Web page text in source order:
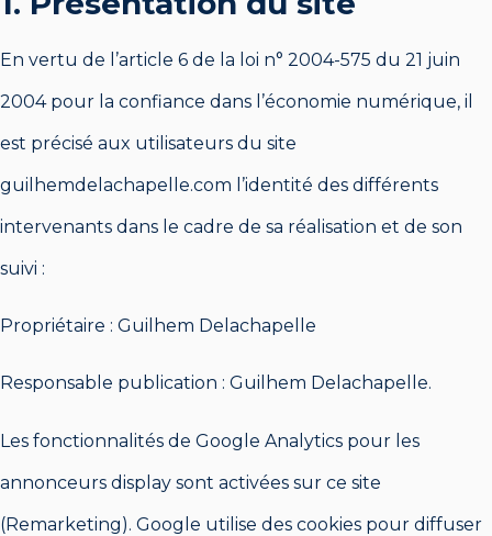
En vertu de l’article 6 de la loi n° 2004-575 du 21 juin
2004 pour la confiance dans l’économie numérique, il
est précisé aux utilisateurs du site
guilhemdelachapelle.com l’identité des différents
intervenants dans le cadre de sa réalisation et de son
suivi :
Propriétaire : Guilhem Delachapelle
Responsable publication : Guilhem Delachapelle.
Les fonctionnalités de Google Analytics pour les
annonceurs display sont activées sur ce site
(Remarketing). Google utilise des cookies pour diffuser